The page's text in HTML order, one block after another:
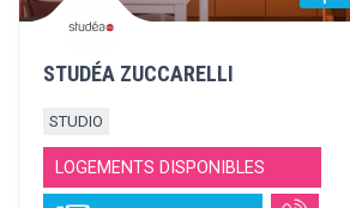
RESIDENCE VALLON DES SOURCES
STUDIO T1 T2 T3
DEMANDE EN LIGNE